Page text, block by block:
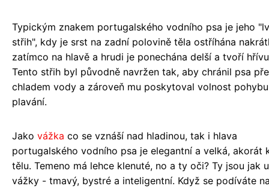
Typickým znakem portugalského vodního psa je jeho
střih", kdy je srst na zadní polovině těla ostříhána
zatímco na hlavě a hrudi je ponechána delší a tvoří
Tento střih byl původně navržen tak, aby chránil psa
chladem vody a zároveň mu poskytoval volnost
plavání.
Jako vážka co se vznáší nad hladinou, tak i hlava
portugalského vodního psa je elegantní a velká, akorát
tělu. Temeno má lehce klenuté, no a ty oči? Ty jsou jak u
vážky - tmavý, bystré a inteligentní. Když se podíváte